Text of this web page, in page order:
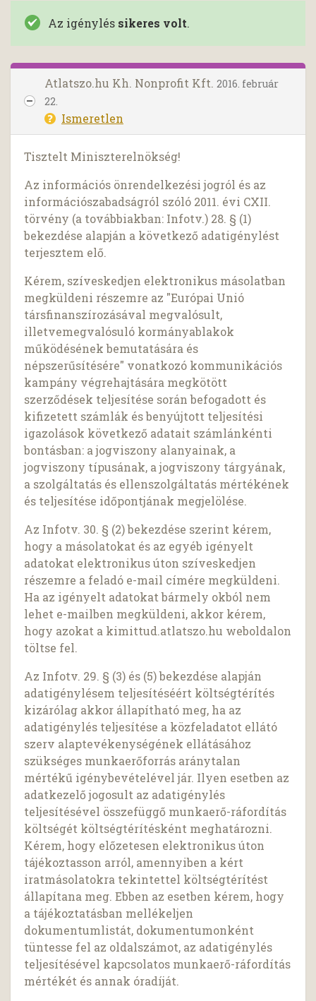
Az igénylés sikeres volt.
Atlatszo.hu Kh. Nonprofit Kft. 2016. február
22.
Ismeretlen
Tisztelt Miniszterelnökség!
Az információs önrendelkezési jogról és az
információszabadságról szóló 2011. évi CXII.
törvény (a továbbiakban: Infotv.) 28. § (1)
bekezdése alapján a következő adatigénylést
terjesztem elő.
Kérem, szíveskedjen elektronikus másolatban
megküldeni részemre az "Európai Unió
társfinanszírozásával megvalósult,
illetvemegvalósuló kormányablakok
működésének bemutatására és
népszerűsítésére" vonatkozó kommunikációs
kampány végrehajtására megkötött
szerződések teljesítése során befogadott és
kifizetett számlák és benyújtott teljesítési
igazolások következő adatait számlánkénti
bontásban: a jogviszony alanyainak, a
jogviszony típusának, a jogviszony tárgyának,
a szolgáltatás és ellenszolgáltatás mértékének
és teljesítése időpontjának megjelölése.
Az Infotv. 30. § (2) bekezdése szerint kérem,
hogy a másolatokat és az egyéb igényelt
adatokat elektronikus úton szíveskedjen
részemre a feladó e-mail címére megküldeni.
Ha az igényelt adatokat bármely okból nem
lehet e-mailben megküldeni, akkor kérem,
hogy azokat a kimittud.atlatszo.hu weboldalon
töltse fel.
Az Infotv. 29. § (3) és (5) bekezdése alapján
adatigénylésem teljesítéséért költségtérítés
kizárólag akkor állapítható meg, ha az
adatigénylés teljesítése a közfeladatot ellátó
szerv alaptevékenységének ellátásához
szükséges munkaerőforrás aránytalan
mértékű igénybevételével jár. Ilyen esetben az
adatkezelő jogosult az adatigénylés
teljesítésével összefüggő munkaerő-ráfordítás
költségét költségtérítésként meghatározni.
Kérem, hogy előzetesen elektronikus úton
tájékoztasson arról, amennyiben a kért
iratmásolatokra tekintettel költségtérítést
állapítana meg. Ebben az esetben kérem, hogy
a tájékoztatásban mellékeljen
dokumentumlistát, dokumentumonként
tüntesse fel az oldalszámot, az adatigénylés
teljesítésével kapcsolatos munkaerő-ráfordítás
mértékét és annak óradíját.